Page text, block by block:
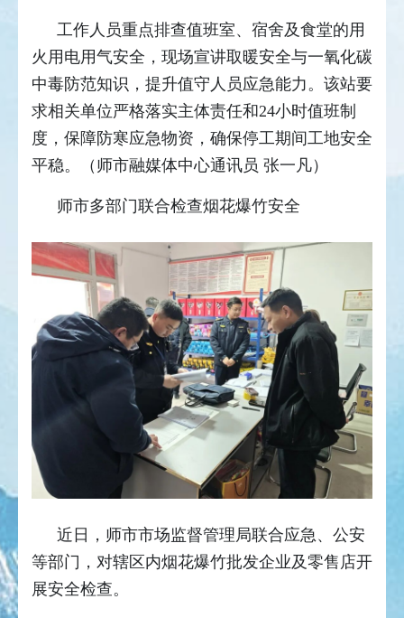
工作人员重点排查值班室、宿舍及食堂的用
火用电用气安全，现场宣讲取暖安全与一氧化碳
中毒防范知识，提升值守人员应急能力。该站要
求相关单位严格落实主体责任和24小时值班制
度，保障防寒应急物资，确保停工期间工地安全
平稳。（师市融媒体中心通讯员 张一凡）
师市多部门联合检查烟花爆竹安全
近日，师市市场监督管理局联合应急、公安
等部门，对辖区内烟花爆竹批发企业及零售店开
展安全检查。